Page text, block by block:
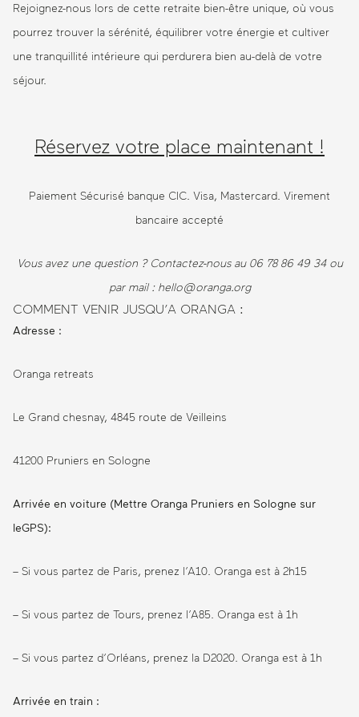
Rejoignez-nous lors de cette retraite bien-être unique, où vous
pourrez trouver la sérénité, équilibrer votre énergie et cultiver
une tranquillité intérieure qui perdurera bien au-delà de votre
séjour.
Réservez votre place maintenant !
Paiement Sécurisé banque CIC. Visa, Mastercard. Virement
bancaire accepté
Vous avez une question ? Contactez-nous au 06 78 86 49 34 ou
par mail : hello@oranga.org
COMMENT VENIR JUSQU’A ORANGA :
Adresse :
Oranga retreats
Le Grand chesnay, 4845 route de Veilleins
41200 Pruniers en Sologne
Arrivée en voiture (Mettre Oranga Pruniers en Sologne sur
leGPS):
– Si vous partez de Paris, prenez l’A10. Oranga est à 2h15
– Si vous partez de Tours, prenez l’A85. Oranga est à 1h
– Si vous partez d’Orléans, prenez la D2020. Oranga est à 1h
Arrivée en train :